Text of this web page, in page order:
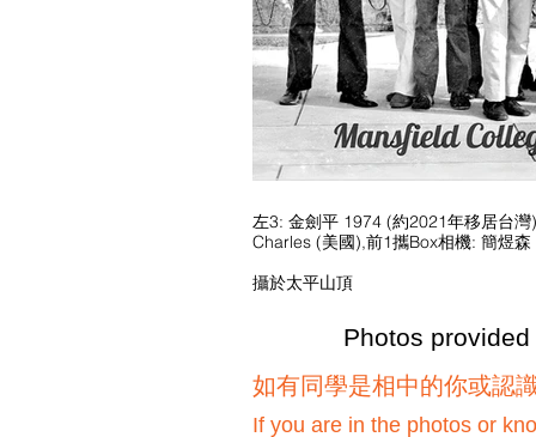
左3: 金劍平 1974 (約2021年移居台
攝於太平山頂
Photos
如有同學是相中的你或認
If you are in the photos or